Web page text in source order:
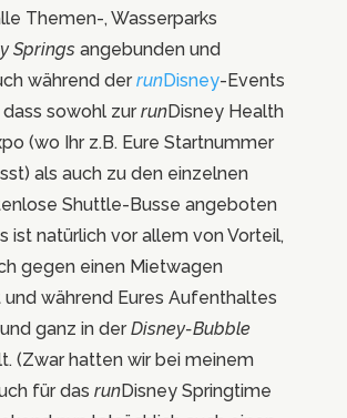
Themen-, Wasserparks
Springsangebunden und
während derrunDisney-Events
sowohl zurrunDisney Health
(wo Ihr z.B. Eure Startnummer
als auch zu den einzelnen
Shuttle-Busse angeboten
ist natürlich vor allem von Vorteil,
gegen einen Mietwagen
während Eures Aufenthaltes
ganz in derDisney-Bubble
(Zwar hatten wir bei meinem
für das runDisney Springtime